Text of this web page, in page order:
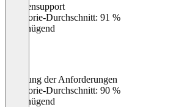
Kundensupport
Kategorie-Durchschnitt: 91 %
Ungenügend
Erfüllung der Anforderungen
Kategorie-Durchschnitt: 90 %
Ungenügend